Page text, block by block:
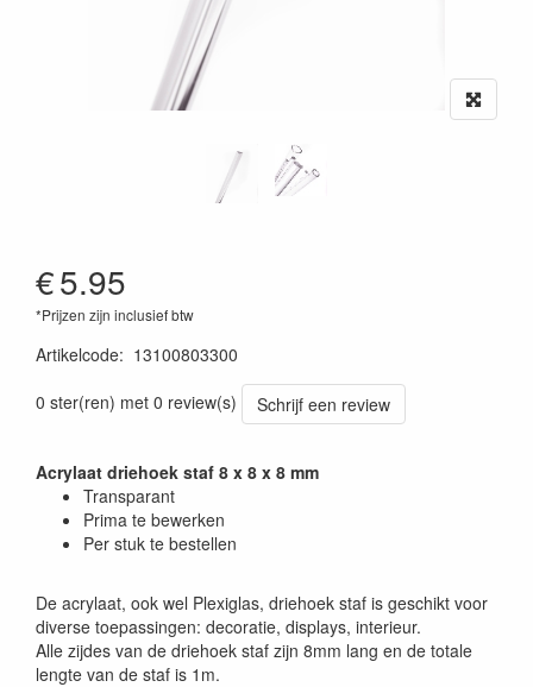
€5.95
*Prijzen zijn inclusief btw
Artikelcode: 13100803300
0 ster(ren) met 0 review(s)
Schrijf een review
Acrylaat driehoek staf 8 x 8 x 8 mm
Transparant
Prima te bewerken
Per stuk te bestellen
De acrylaat, ook wel Plexiglas, driehoek staf is geschikt voor
diverse toepassingen: decoratie, displays, interieur.
Alle zijdes van de driehoek staf zijn 8mm lang en de totale
lengte van de staf is 1m.